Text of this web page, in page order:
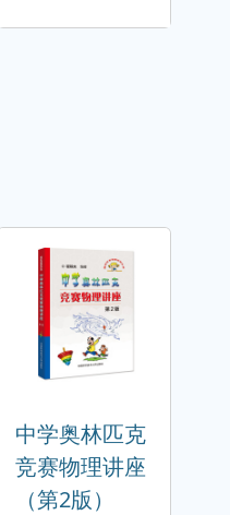
中学奥林匹克
竞赛物理讲座
（第2版）